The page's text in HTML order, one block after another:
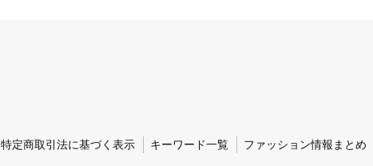
特定商取引法に基づく表示 キーワード一覧 ファッション情報まとめ